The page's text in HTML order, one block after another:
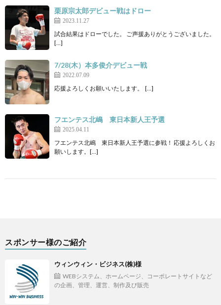
栗原宗太郎デビュー戦はドロー
2023.11.27
試合結果はドローでした。 ご声援ありがとうございました。
[…]
7/28(木）本多俊介デビュー戦
2022.07.09
応援よろしくお願いいたします。 […]
フエンテス北嶋 東日本新人王予選
2025.04.11
フエンテス北嶋 東日本新人王予選に参戦！ 応援よろしくお
願いします。[…]
スポンサー様のご紹介
ウィンウィン・ビジネス(株)様
WEBシステム、ホームページ、コーポレートサイトなど
の企画、管理、運営、制作及び販売